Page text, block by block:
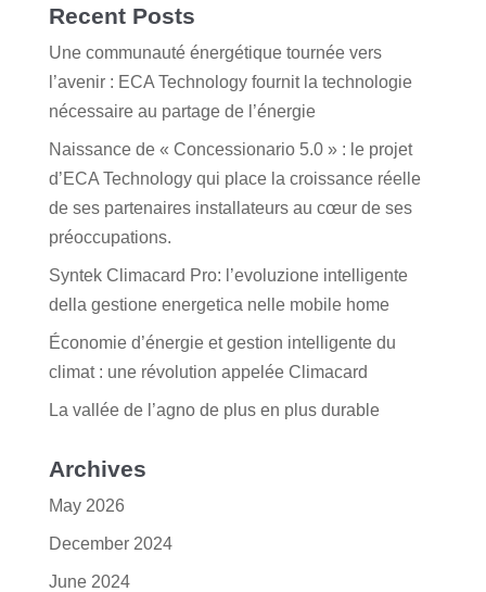
Recent Posts
Une communauté énergétique tournée vers
l’avenir : ECA Technology fournit la technologie
nécessaire au partage de l’énergie
Naissance de « Concessionario 5.0 » : le projet
d’ECA Technology qui place la croissance réelle
de ses partenaires installateurs au cœur de ses
préoccupations.
Syntek Climacard Pro: l’evoluzione intelligente
della gestione energetica nelle mobile home
Économie d’énergie et gestion intelligente du
climat : une révolution appelée Climacard
La vallée de l’agno de plus en plus durable
Archives
May 2026
December 2024
June 2024